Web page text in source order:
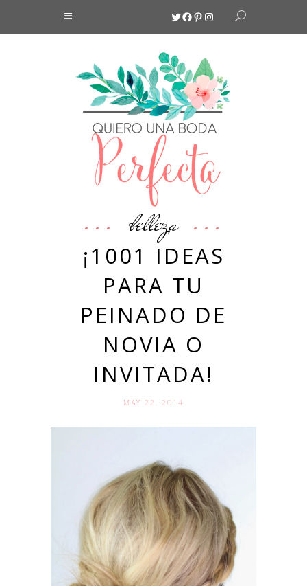
Twitter
Facebook
Pinterest
Instagram
belleza
¡1001 IDEAS
PARA TU
PEINADO DE
NOVIA O
INVITADA!
MAY 22. 2014